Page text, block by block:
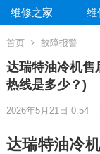
维修之家
维
首页 故障报警
达瑞特油冷机售
热线是多少？)
2026年5月21日 0:54
达瑞特油冷